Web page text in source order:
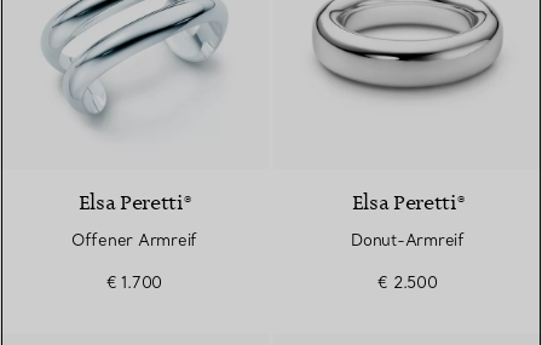
Elsa Peretti®
Offener Armreif
€ 1.700
Elsa Peretti®
Donut-Armreif
€ 2.500